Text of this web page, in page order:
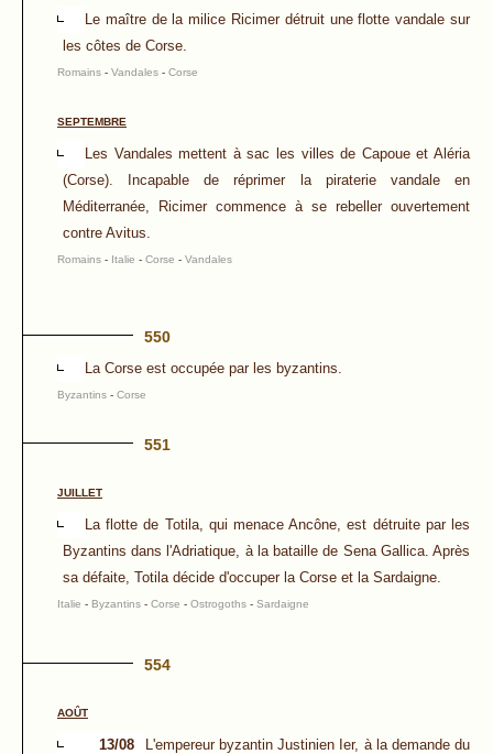
Le maître de la milice Ricimer détruit une flotte vandale sur
les côtes de Corse.
Romains - Vandales - Corse
SEPTEMBRE
Les Vandales mettent à sac les villes de Capoue et Aléria
(Corse). Incapable de réprimer la piraterie vandale en
Méditerranée, Ricimer commence à se rebeller ouvertement
contre Avitus.
Romains - Italie - Corse - Vandales
550
La Corse est occupée par les byzantins.
Byzantins - Corse
551
JUILLET
La flotte de Totila, qui menace Ancône, est détruite par les
Byzantins dans l'Adriatique, à la bataille de Sena Gallica. Après
sa défaite, Totila décide d'occuper la Corse et la Sardaigne.
Italie - Byzantins - Corse - Ostrogoths - Sardaigne
554
AOÛT
13/08
L'empereur byzantin Justinien Ier, à la demande du